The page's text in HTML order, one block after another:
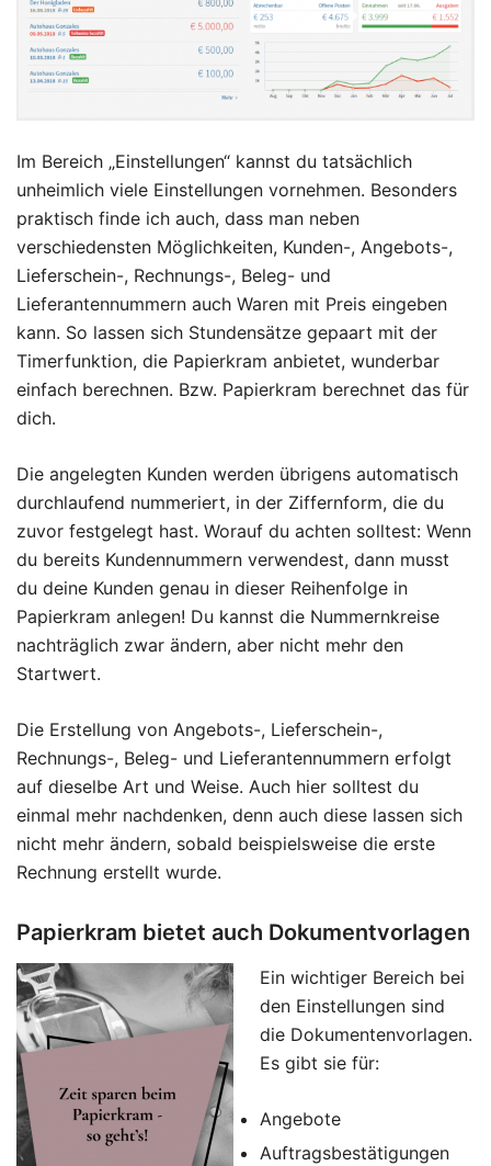
Im Bereich „Einstellungen“ kannst du tatsächlich
unheimlich viele Einstellungen vornehmen. Besonders
praktisch finde ich auch, dass man neben
verschiedensten Möglichkeiten, Kunden-, Angebots-,
Lieferschein-, Rechnungs-, Beleg- und
Lieferantennummern auch Waren mit Preis eingeben
kann. So lassen sich Stundensätze gepaart mit der
Timerfunktion, die Papierkram anbietet, wunderbar
einfach berechnen. Bzw. Papierkram berechnet das für
dich.
Die angelegten Kunden werden übrigens automatisch
durchlaufend nummeriert, in der Ziffernform, die du
zuvor festgelegt hast. Worauf du achten solltest: Wenn
du bereits Kundennummern verwendest, dann musst
du deine Kunden genau in dieser Reihenfolge in
Papierkram anlegen! Du kannst die Nummernkreise
nachträglich zwar ändern, aber nicht mehr den
Startwert.
Die Erstellung von Angebots-, Lieferschein-,
Rechnungs-, Beleg- und Lieferantennummern erfolgt
auf dieselbe Art und Weise. Auch hier solltest du
einmal mehr nachdenken, denn auch diese lassen sich
nicht mehr ändern, sobald beispielsweise die erste
Rechnung erstellt wurde.
Papierkram bietet auch Dokumentvorlagen
Ein wichtiger Bereich bei
den Einstellungen sind
die Dokumentenvorlagen.
Es gibt sie für:
Angebote
Auftragsbestätigungen